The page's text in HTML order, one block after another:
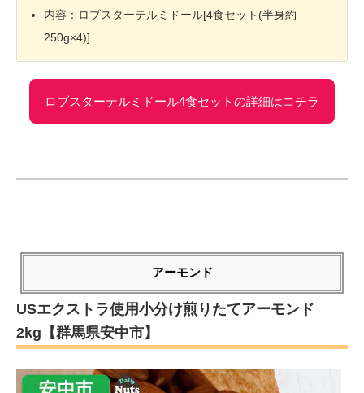
内容：ロブスターテルミドール[4食セット(半身約
250g×4)]
ロブスターテルミドール4食セットの詳細はコチラ
アーモンド
USエクストラ使用小分け煎りたてアーモンド
2kg【群馬県安中市】